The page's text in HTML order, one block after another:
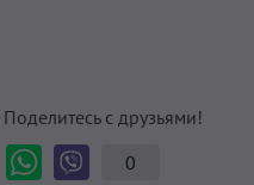
Поделитесь с друзьями!
0